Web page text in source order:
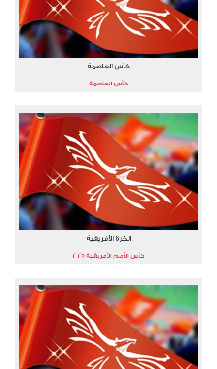
كأس العاصمة
كأس العاصمة
الكرة الأفريقية
كأس الأمم الأفريقية 2025